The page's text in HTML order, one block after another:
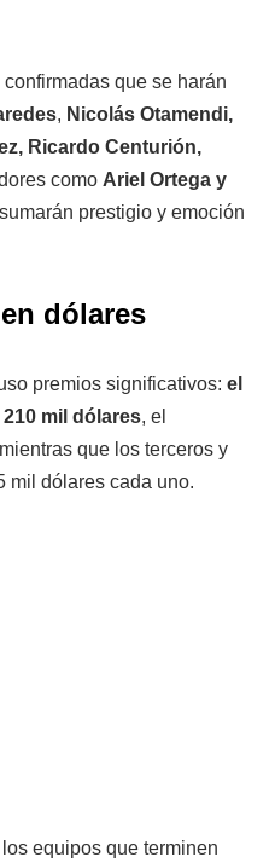
que se harán
, Nicolás Otamendi,
Ricardo Centurión,
como Ariel Ortega y
prestigio y emoción
dólares
premios significativos: el
mil dólares, el
que los terceros y
mil dólares cada uno.
equipos que terminen